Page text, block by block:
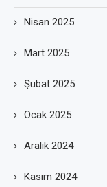
Nisan 2025
Mart 2025
Şubat 2025
Ocak 2025
Aralık 2024
Kasım 2024